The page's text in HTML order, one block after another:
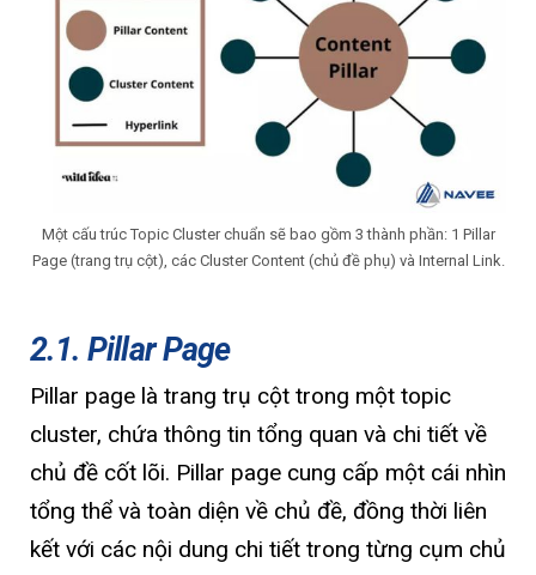
Một cấu trúc Topic Cluster chuẩn sẽ bao gồm 3 thành phần: 1 Pillar
Page (trang trụ cột), các Cluster Content (chủ đề phụ) và Internal Link.
2.1. Pillar Page
Pillar page là trang trụ cột trong một topic
cluster, chứa thông tin tổng quan và chi tiết về
chủ đề cốt lõi. Pillar page cung cấp một cái nhìn
tổng thể và toàn diện về chủ đề, đồng thời liên
kết với các nội dung chi tiết trong từng cụm chủ